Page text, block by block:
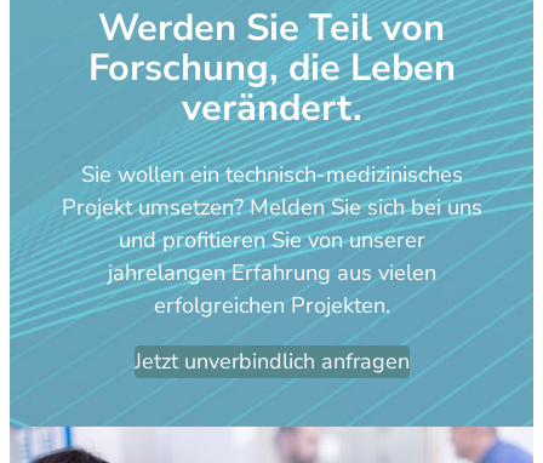
Werden Sie Teil von
Forschung, die Leben
verändert.
Sie wollen ein technisch-medizinisches
Projekt umsetzen? Melden Sie sich bei uns
und profitieren Sie von unserer
jahrelangen Erfahrung aus vielen
erfolgreichen Projekten.
Jetzt unverbindlich anfragen